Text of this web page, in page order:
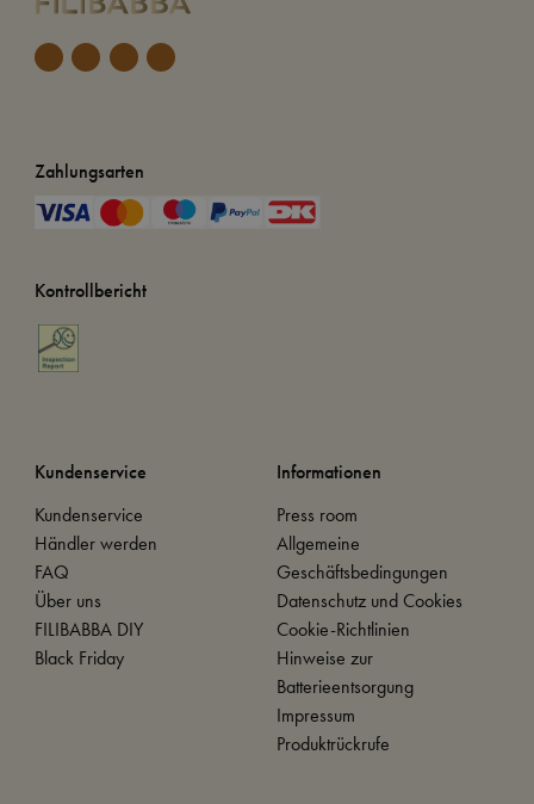
Zahlungsarten
Kontrollbericht
Kundenservice
Kundenservice
Händler werden
FAQ
Über uns
FILIBABBA DIY
Black Friday
Informationen
Press room
Allgemeine
Geschäftsbedingungen
Datenschutz und Cookies
Cookie-Richtlinien
Hinweise zur
Batterieentsorgung
Impressum
Produktrückrufe